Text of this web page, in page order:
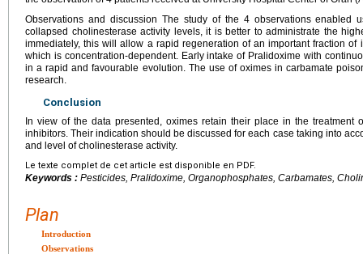
Observations and discussion The study of the 4 observations enabled
collapsed cholinesterase activity levels, it is better to administrate the
immediately, this will allow a rapid regeneration of an important fraction of
which is concentration-dependent. Early intake of Pralidoxime with
in a rapid and favourable evolution. The use of oximes in carbamate
research.
Conclusion
In view of the data presented, oximes retain their place in the treatment
inhibitors. Their indication should be discussed for each case taking into
and level of cholinesterase activity.
Le texte complet de cet article est disponible en PDF.
Keywords : Pesticides, Pralidoxime, Organophosphates, Carbamates,
Plan
Introduction
Observations